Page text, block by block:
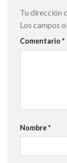
Tu dirección
Los campos
Comentario *
Nombre*